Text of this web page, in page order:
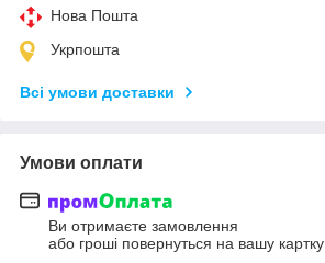
Нова Пошта
Укрпошта
Всі умови доставки
Умови оплати
Ви отримаєте замовлення
або гроші повернуться на вашу картку